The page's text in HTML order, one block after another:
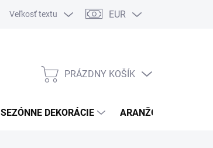
Veľkosť textu EUR
NÁKUPNÝ
PRÁZDNY KOŠÍK
SEZÓNNE DEKORÁCIE ARANŽOVACÍ